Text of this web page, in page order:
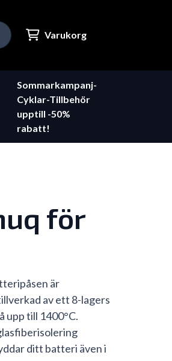
Varukorg
Sommarkampanj-
Cyklar-Tillbehör
upptill -50%
rabatt!
för
är
av ett 8-lagers
upp till 1400°C.
ditt batteri även i